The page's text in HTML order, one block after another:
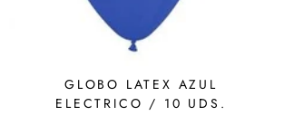
GLOBO LATEX AZUL
ELECTRICO / 10 UDS.